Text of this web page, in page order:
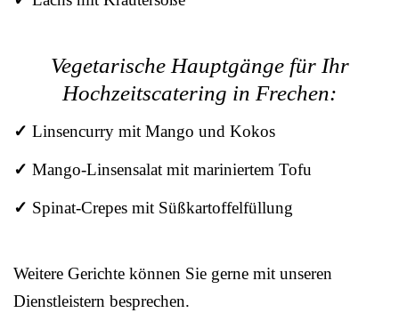
Vegetarische Hauptgänge für Ihr
Hochzeitscatering in Frechen:
✓ Linsencurry mit Mango und Kokos
✓ Mango-Linsensalat mit mariniertem Tofu
✓ Spinat-Crepes mit Süßkartoffelfüllung
Weitere Gerichte können Sie gerne mit unseren
Dienstleistern besprechen.